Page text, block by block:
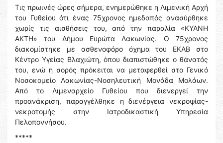
Τις πρωινές ώρες σήμερα, ενημερώθηκε η Λιμενική Αρχή
του Γυθείου ότι ένας 75χρονος ημεδαπός ανασύρθηκε
χωρίς τις αισθήσεις του, από την παραλία «ΚΥΑΝΗ
ΑΚΤΗ» του Δήμου Ευρώτα Λακωνίας. Ο 75χρονος
διακομίστηκε με ασθενοφόρο όχημα του ΕΚΑΒ στο
Κέντρο Υγείας Βλαχιώτη, όπου διαπιστώθηκε ο θάνατός
του, ενώ η σορός πρόκειται να μεταφερθεί στο Γενικό
Νοσοκομείο Λακωνίας-Νοσηλευτική Μονάδα Μολάων.
Από το Λιμεναρχείο Γυθείου που διενεργεί την
προανάκριση, παραγγέλθηκε η διενέργεια νεκροψίας-
νεκροτομής στην Ιατροδικαστική Υπηρεσία
Πελοποννήσου.
*****